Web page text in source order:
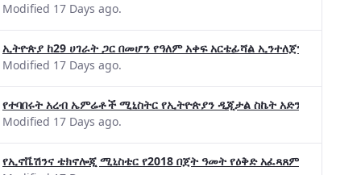
Modified 17 Days ago.
ኢትዮጵያ ከ29 ሀገራት ጋር በመሆን የዓለም አቀፍ አርቴፊሻል ኢንተለጀንስ ትብብር
Modified 17 Days ago.
የተባበሩት አረብ ኤምሬቶች ሚኒስትር የኢትዮጵያን ዲጂታል ስኬት አድንቀዋል
Modified 17 Days ago.
የኢኖቬሽንና ቴክኖሎጂ ሚኒስቴር የ2018 በጀት ዓመት የዕቅድ አፈጻጸምና የቀጣይ